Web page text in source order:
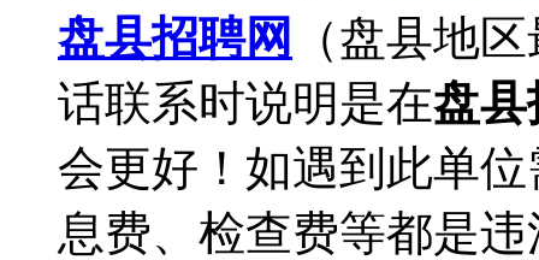
盘县招聘网
（盘县地
话联系时说明是在盘县
会更好！如遇到此单
息费、检查费等都是